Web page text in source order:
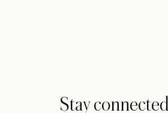
Stay